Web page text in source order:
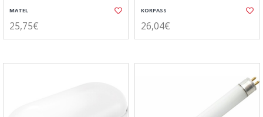
MATEL
25,75€
KORPASS
26,04€